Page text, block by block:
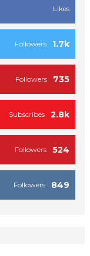
Likes
1.7k
Followers
735
Followers
2.8k
Subscribes
524
Followers
849
Followers